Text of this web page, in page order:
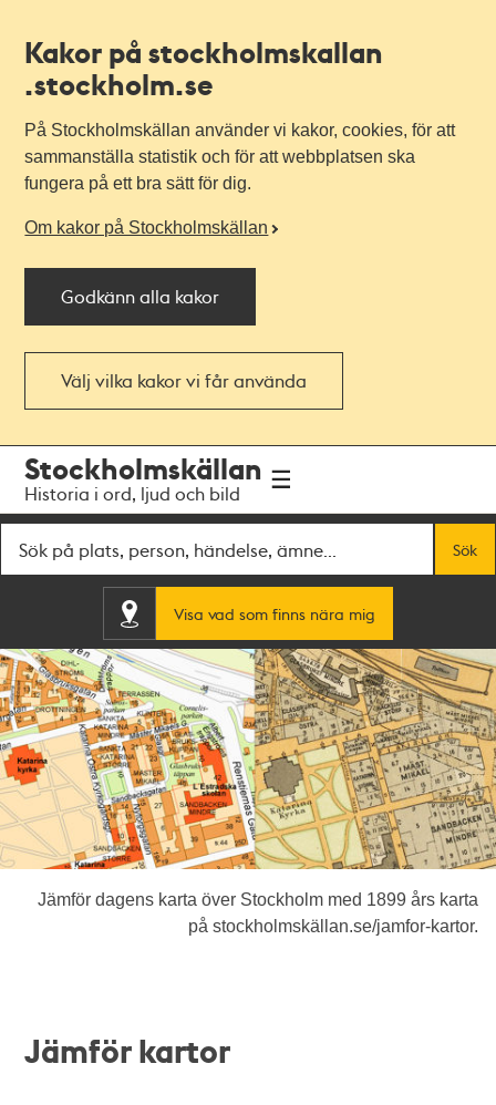
Kakor på stockholmskallan
.stockholm.se
På Stockholmskällan använder vi kakor, cookies, för att
sammanställa statistik och för att webbplatsen ska
fungera på ett bra sätt för dig.
Om kakor på Stockholmskällan
Godkänn alla kakor
Välj vilka kakor vi får använda
navigationen
huvudinnehållet
Stockholmskällan
Historia i ord, ljud och bild
Sök
Visa vad som finns nära mig
Jämför dagens karta över Stockholm med 1899 års karta
på stockholmskällan.se/jamfor-kartor.
Jämför kartor